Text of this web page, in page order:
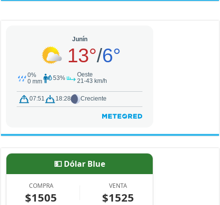
💵 Dólar Blue
COMPRA
$1505
VENTA
$1525